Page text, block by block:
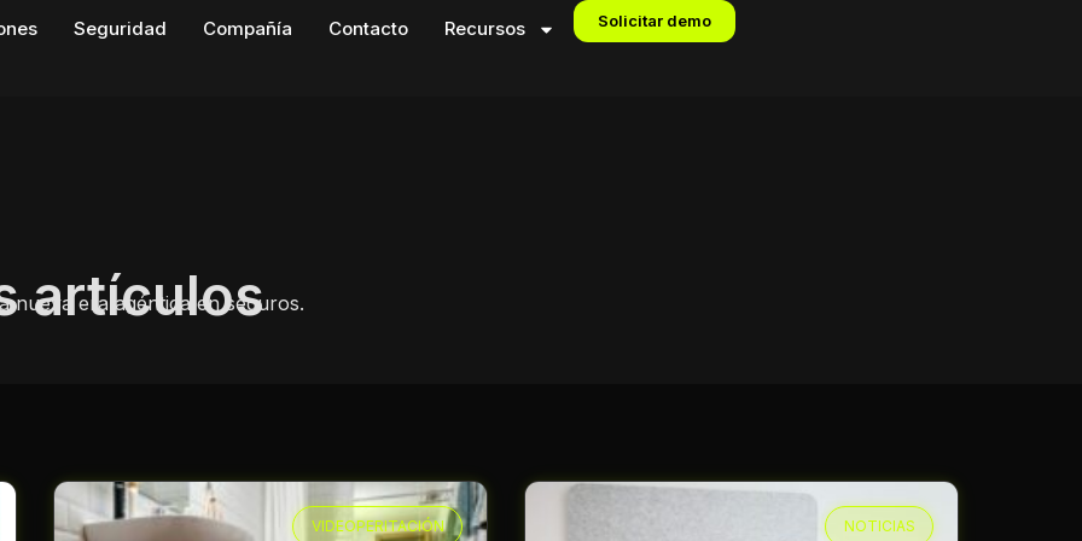
Seguridad Compañía Contacto Recursos Solicitar demo
artículos
nueva era agéntica en seguros.
VIDEOPERITACIÓN NOTICIAS